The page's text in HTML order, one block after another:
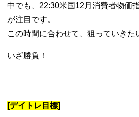
中でも、22:30米国12月消費者物価
が注目です。
この時間に合わせて、狙っていきた
いざ勝負！
[デイトレ目標]